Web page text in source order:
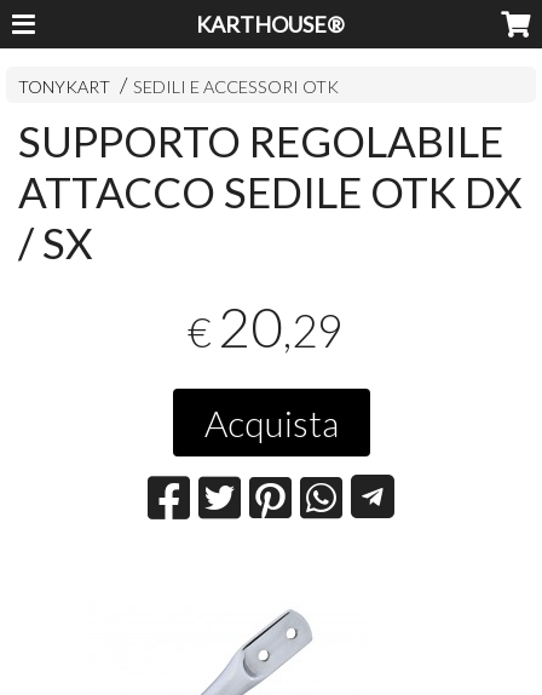
KARTHOUSE®
TONYKART SEDILI E ACCESSORI OTK
SUPPORTO REGOLABILE
ATTACCO SEDILE OTK DX
/ SX
€ 20,29
Acquista